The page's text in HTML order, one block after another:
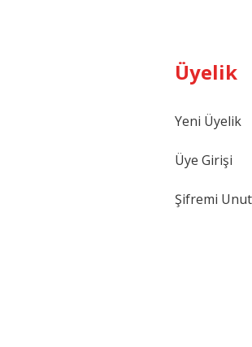
Üyelik
Yeni Üyelik
Üye Girişi
Şifremi